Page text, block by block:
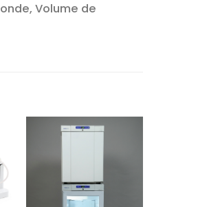
Volume de
Ajouter
à la liste